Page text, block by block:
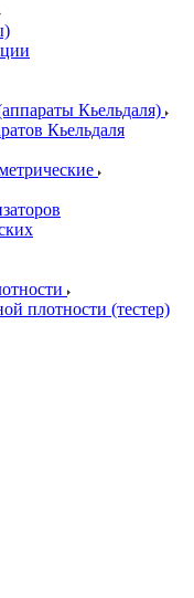
Кьельдаля)
Кьельдаля
плотности (тестер)